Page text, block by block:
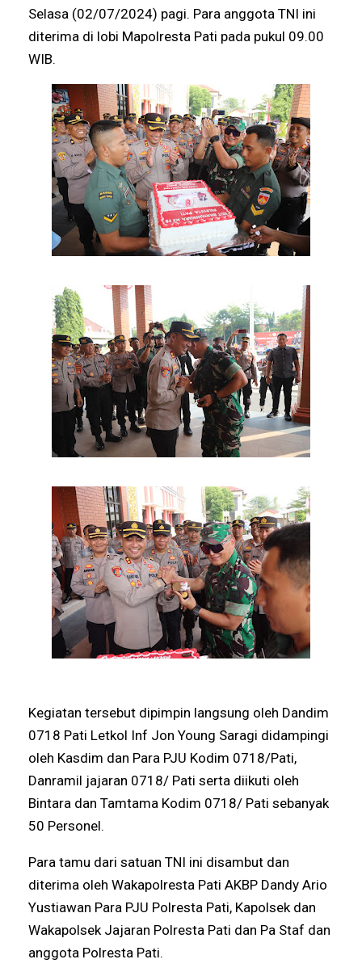
Selasa (02/07/2024) pagi. Para anggota TNI ini
diterima di lobi Mapolresta Pati pada pukul 09.00
WIB.
Kegiatan tersebut dipimpin langsung oleh Dandim
0718 Pati Letkol Inf Jon Young Saragi didampingi
oleh Kasdim dan Para PJU Kodim 0718/Pati,
Danramil jajaran 0718/ Pati serta diikuti oleh
Bintara dan Tamtama Kodim 0718/ Pati sebanyak
50 Personel.
Para tamu dari satuan TNI ini disambut dan
diterima oleh Wakapolresta Pati AKBP Dandy Ario
Yustiawan Para PJU Polresta Pati, Kapolsek dan
Wakapolsek Jajaran Polresta Pati dan Pa Staf dan
anggota Polresta Pati.